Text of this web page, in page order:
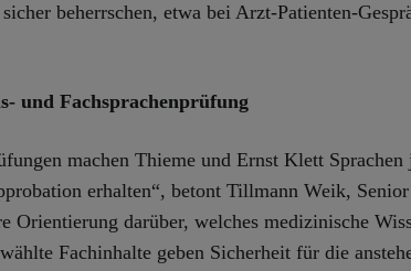
beherrschen, etwa bei Arzt-Patienten-
und Fachsprachenprüfung
machen Thieme und Ernst Klett
erhalten“, betont Tillmann Weik,
Orientierung darüber, welches medizinische
Fachinhalte geben Sicherheit für die